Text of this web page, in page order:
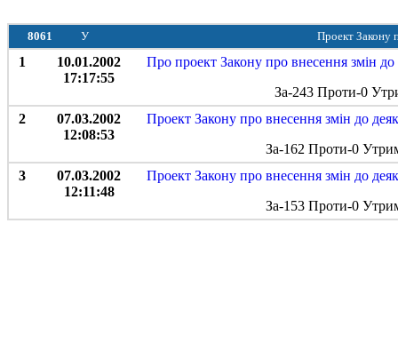
8061 У Проект Закону
1
10.01.2002
17:17:55
Про проект Закону про внесення змін
За-243 Проти-0
2
07.03.2002
12:08:53
Проект Закону про внесення змін до
За-162 Проти-0
3
07.03.2002
12:11:48
Проект Закону про внесення змін до
За-153 Проти-0